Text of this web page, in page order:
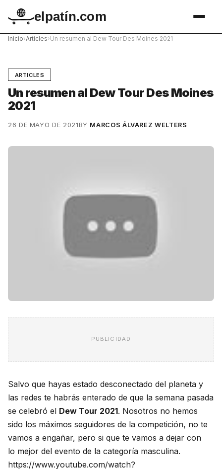
elpatín.com
Inicio›Articles›Un resumen al Dew Tour Des Moines 2021
ARTICLES
Un resumen al Dew Tour Des Moines
2021
26 DE MAYO DE 2021BY MARCOS ÁLVAREZ WELTERS
PUBLICIDAD
Salvo que hayas estado desconectado del planeta y
las redes te habrás enterado de que la semana pasada
se celebró el Dew Tour 2021. Nosotros no hemos
sido los máximos seguidores de la competición, no te
vamos a engañar, pero si que te vamos a dejar con
lo mejor del evento de la categoría masculina.
https://www.youtube.com/watch?